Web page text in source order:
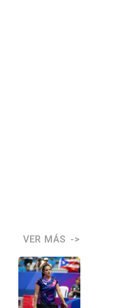
VER MÁS